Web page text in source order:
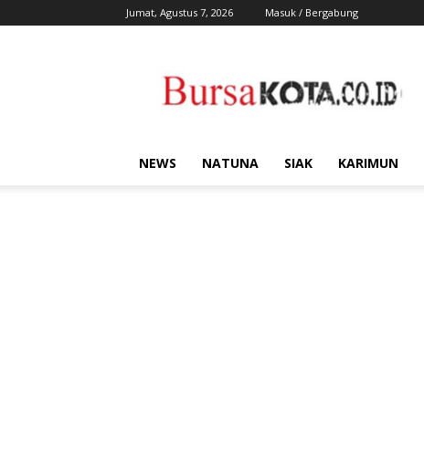
Jumat, Agustus 7, 2026 Masuk / Bergabung
Kota
NEWS NATUNA SIAK KARIMUN